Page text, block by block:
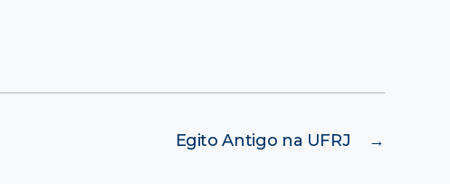
→
Egito Antigo na UFRJ